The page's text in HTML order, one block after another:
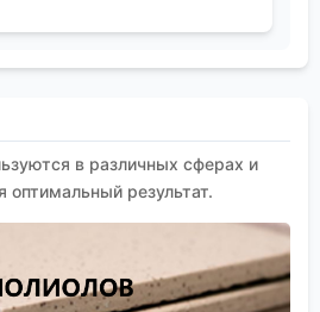
в различных сферах и
оптимальный результат.